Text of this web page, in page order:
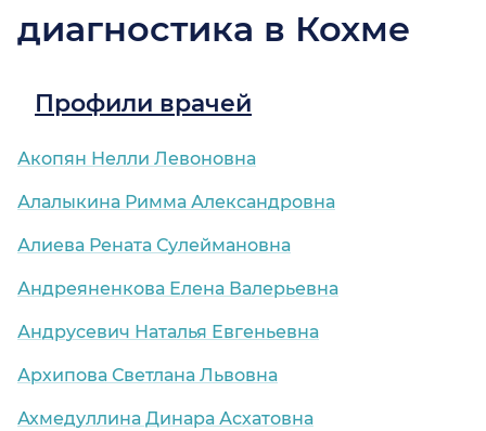
диагностика в Кохме
Профили врачей
Акопян Нелли Левоновна
Алалыкина Римма Александровна
Алиева Рената Сулеймановна
Андреяненкова Елена Валерьевна
Андрусевич Наталья Евгеньевна
Архипова Светлана Львовна
Ахмедуллина Динара Асхатовна